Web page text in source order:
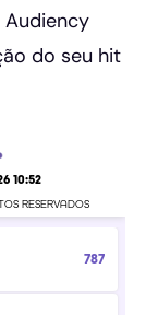
do seu hit